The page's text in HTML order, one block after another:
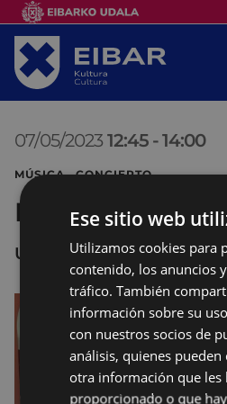
07/05/2023 12:45 -14:00
MÚSICA CONCIERTO
Banda de
UNTZAGA
Ese sitio web
Utilizamos cookies para
contenido, los anuncios
tráfico. También
información sobre su
con nuestros socios de
análisis, quienes
otra información que les
proporcionado o que